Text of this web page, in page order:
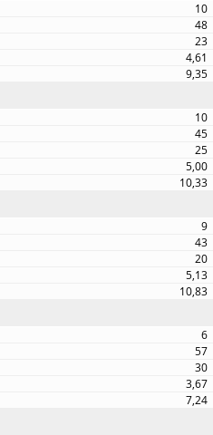
10
48
23
4,61
9,35
10
45
25
5,00
10,33
9
43
20
5,13
10,83
6
57
30
3,67
7,24